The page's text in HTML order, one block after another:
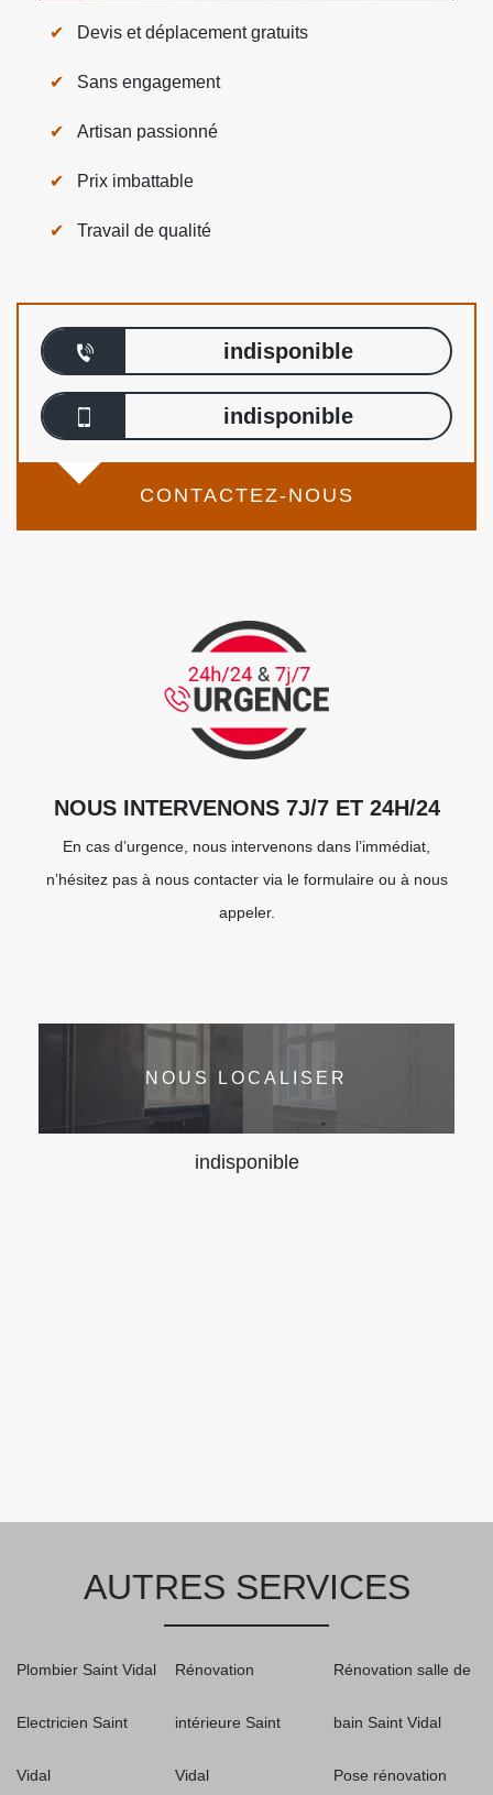
Devis et déplacement gratuits
Sans engagement
Artisan passionné
Prix imbattable
Travail de qualité
indisponible
indisponible
CONTACTEZ-NOUS
NOUS INTERVENONS 7J/7 ET 24H/24
En cas d’urgence, nous intervenons dans l’immédiat,
n’hésitez pas à nous contacter via le formulaire ou à nous
appeler.
NOUS LOCALISER
indisponible
AUTRES SERVICES
Plombier Saint Vidal
Electricien Saint
Vidal
Rénovation
intérieure Saint
Vidal
Rénovation salle de
bain Saint Vidal
Pose rénovation